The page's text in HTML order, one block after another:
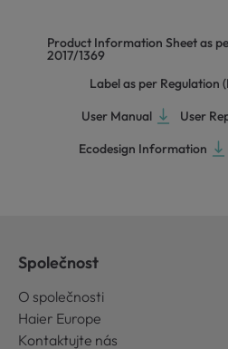
Product Information Sheet as
2017/1369
Label as per Regulation
User Manual
User
Ecodesign Information
Společnost
O společnosti
Haier Europe
Kontaktujte nás